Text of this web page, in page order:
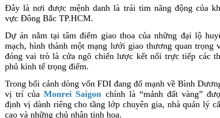
Đây là nơi được mệnh danh là trái tim năng động của
vực Đông Bắc TP.HCM.
Dự án nằm tại tâm điểm giao thoa của những đại lộ
mạch, hình thành một mạng lưới giao thương quan trọng
đóng vai trò là cửa ngõ chiến lược kết nối trực tiếp các
phủ kinh tế trọng điểm.
Trong bối cảnh dòng vốn FDI đang đổ mạnh về Bình
vị trí củaMonrei Saigon chính là “mảnh đất vàng”
định vị dành riêng cho tầng lớp chuyên gia, nhà quản lý
cao và những chủ nhân tinh hoa.